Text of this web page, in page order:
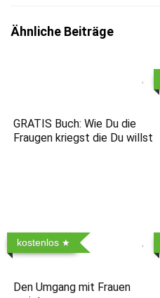
Ähnliche Beiträge
GRATIS Buch: Wie Du die
Fraugen kriegst die Du willst
kostenlos
Den Umgang mit Frauen